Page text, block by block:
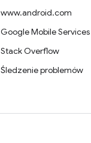
www.android.com
Google Mobile Services
Stack Overflow
Śledzenie problemów